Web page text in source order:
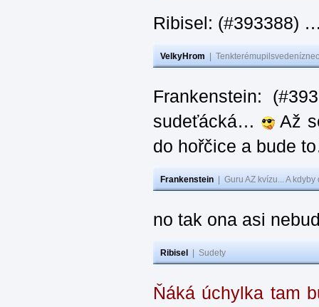
Ribisel: (#393388)
VelkyHrom
Frankenstein:
sudeťácká…
Až
do hořčice a bude
Frankenstein Guru AZ kvízu... A
no tak ona asi
Ribisel Sudety
Ňáká úchylka tam